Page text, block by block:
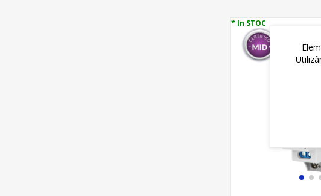
* In STOC